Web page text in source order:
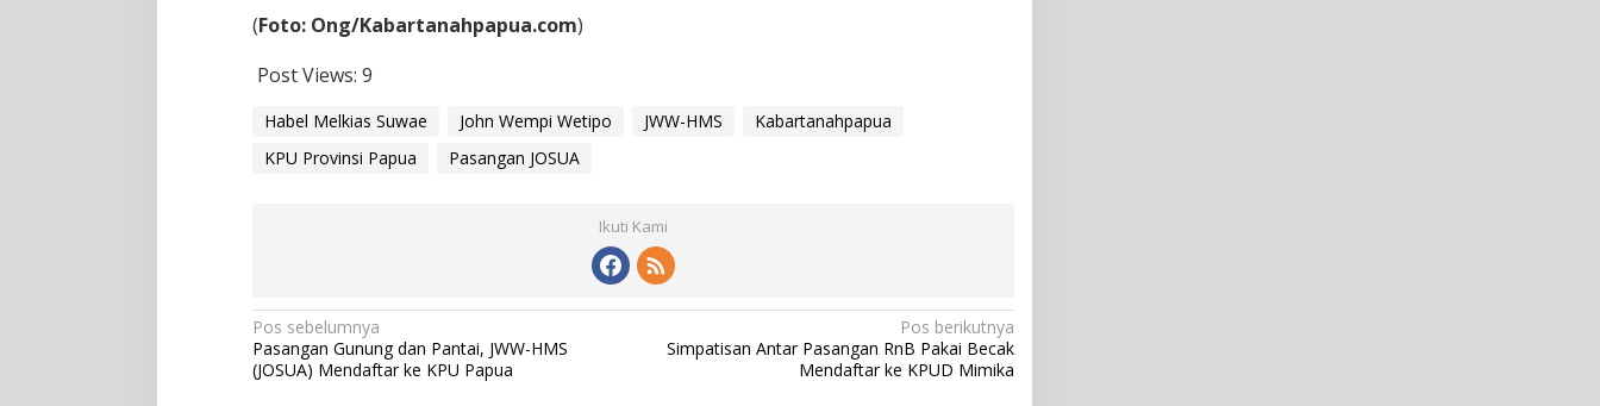
(Foto: Ong/Kabartanahpapua.com)
Post Views: 9
Habel Melkias Suwae John Wempi Wetipo JWW-HMS
Kabartanahpapua
KPU Provinsi Papua
Pasangan JOSUA
Ikuti Kami
N
a
Pos sebelumnya
Pasangan Gunung dan Pantai, JWW-HMS
(JOSUA) Mendaftar ke KPU Papua
Pos berikutnya
Simpatisan Antar Pasangan RnB Pakai Becak
Mendaftar ke KPUD Mimika